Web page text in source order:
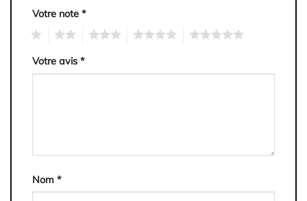
Votre note *
Votre avis *
Nom *